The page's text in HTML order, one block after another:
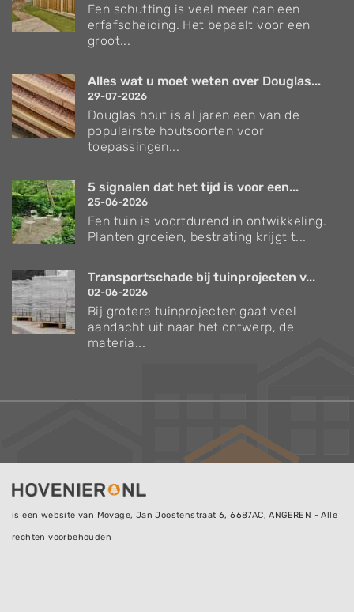
Een schutting is veel meer dan een
erfafscheiding. Het bepaalt voor een
groot...
Alles wat u moet weten over Douglas...
29-07-2026
Douglas hout is al jaren een van de
populairste houtsoorten voor
toepassingen...
5 signalen dat het tijd is voor een...
25-06-2026
Een tuin is voortdurend in ontwikkeling.
Planten groeien, bestrating krijgt t...
Transportschade bij tuinprojecten v...
02-06-2026
Bij grotere tuinprojecten gaat veel
aandacht uit naar het ontwerp, de
materia...
is een website van Movage, Jan Joostenstraat 6, 6687AC, ANGEREN - Alle
rechten voorbehouden